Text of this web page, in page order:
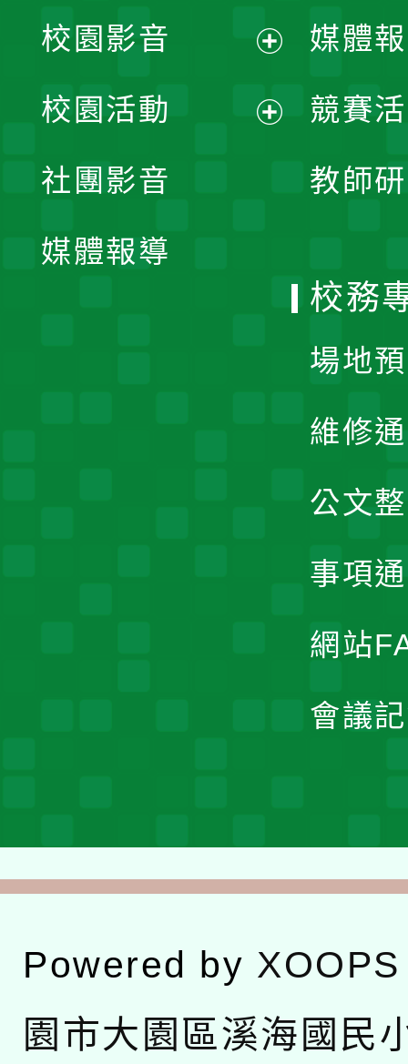
媒體
競賽
教師
校園影音
開
校園活動
社團影音
媒體報導
校務
場地
維修
公文
事項
網站
會議
Powered by XOOPS
園市大園區溪海國民